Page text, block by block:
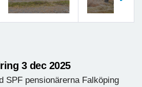
3 dec 2025
SPF pensionärerna Falköping